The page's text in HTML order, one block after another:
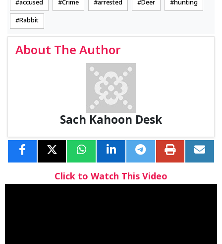
accused Crime arrested Deer hunting
Rabbit
About The Author
Sach Kahoon Desk
Click to Watch This Video